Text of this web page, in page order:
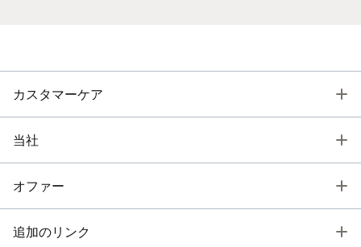
カスタマーケア
当社
オファー
追加のリンク